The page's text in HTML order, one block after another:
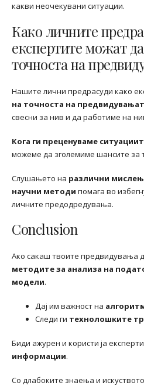
какви неочекувани ситуации.
Како личните
експертите можат
точноста на
Нашите лични предрасуди како
на точноста на
свесни за нив и да работиме на
Кога ги преценуваме
можеме да зголемиме шансите за
Слушањето на различни
научни методи помага во
личните предодредувања.
Conclusion
Ако сакаш твоите предвидувања
методите за анализа на
модели.
Дај им важност на
Следи ги технолошките
Биди ажурен и користи ја
информации.
Со длабоките знаења и